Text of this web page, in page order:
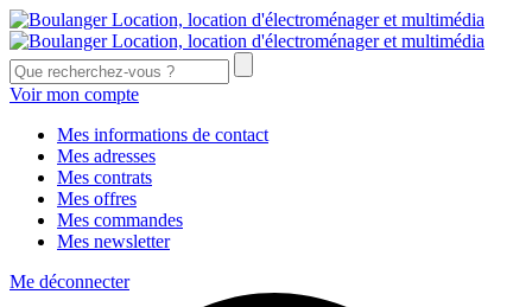
Voir mon compte
Mes informations de contact
Mes adresses
Mes contrats
Mes offres
Mes commandes
Mes newsletter
Me déconnecter